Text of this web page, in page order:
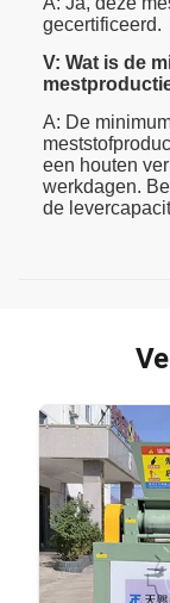
gecertificeerd.
V: Wat is de
A: De
een houten
werkdagen.
de